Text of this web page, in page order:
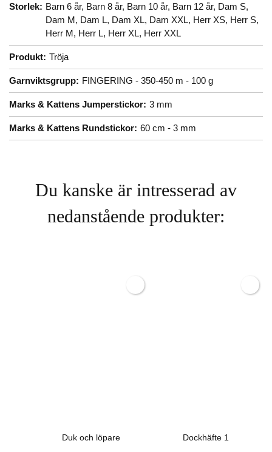
Storlek: Barn 6 år, Barn 8 år, Barn 10 år, Barn 12 år, Dam S,
Dam M, Dam L, Dam XL, Dam XXL, Herr XS, Herr S,
Herr M, Herr L, Herr XL, Herr XXL
Produkt: Tröja
Garnviktsgrupp: FINGERING - 350-450 m - 100 g
Marks & Kattens Jumperstickor: 3 mm
Marks & Kattens Rundstickor: 60 cm - 3 mm
Du kanske är intresserad av
nedanstående produkter:
Duk och löpare Dockhäfte 1